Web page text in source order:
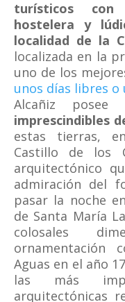
turísticos
hostelera y
localidad de la
localizada en la
uno de los
unos días libres o
Alcañiz posee
imprescindibles
estas tierras,
Castillo de los
arquitectónico
admiración del
pasar la noche
de Santa María
colosales
ornamentación
Aguas en el año
las más
arquitectónicas